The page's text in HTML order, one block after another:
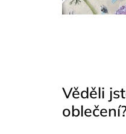
Věděli